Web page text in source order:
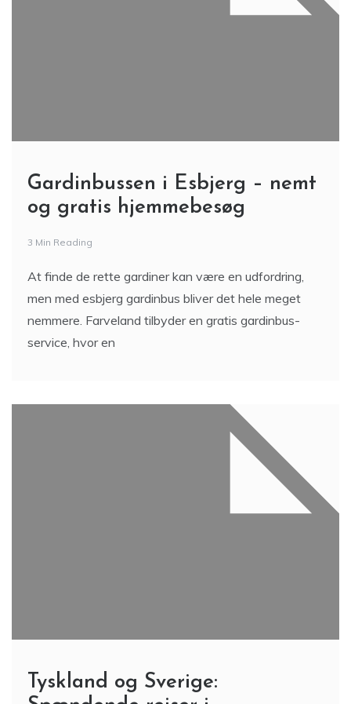
Gardinbussen i Esbjerg – nemt
og gratis hjemmebesøg
3 Min Reading
At finde de rette gardiner kan være en udfordring,
men med esbjerg gardinbus bliver det hele meget
nemmere. Farveland tilbyder en gratis gardinbus-
service, hvor en
Tyskland og Sverige: